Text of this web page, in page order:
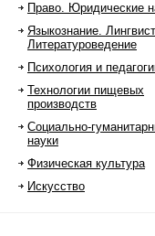
Право. Юридические
Языкознание.
Литературоведение
Психология и
Технологии пищевых
производств
Социально-
науки
Физическая культура
Искусство